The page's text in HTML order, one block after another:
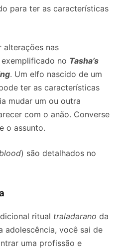
para ter as características
alterações nas
no Tasha’s
. Um elfo nascido de um
ter as características
mudar um ou outra
com o anão. Converse
o assunto.
) são detalhados no
ritual traladarano da
adolescência, você sai de
uma profissão e